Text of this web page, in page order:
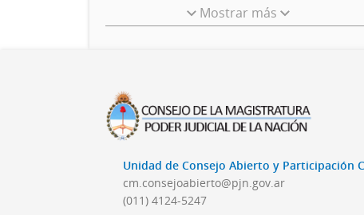
Mostrar más
Unidad de Consejo Abierto y Participación
cm.consejoabierto@pjn.gov.ar
(011) 4124-5247